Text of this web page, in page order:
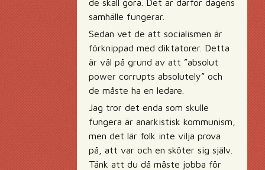
de skall göra. Det är därför dagens
samhälle fungerar.
Sedan vet de att socialismen är
förknippad med diktatorer. Detta
är väl på grund av att ”absolut
power corrupts absolutely” och
de måste ha en ledare.
Jag tror det enda som skulle
fungera är anarkistisk kommunism,
men det lär folk inte vilja prova
på, att var och en sköter sig själv.
Tänk att du då måste jobba för